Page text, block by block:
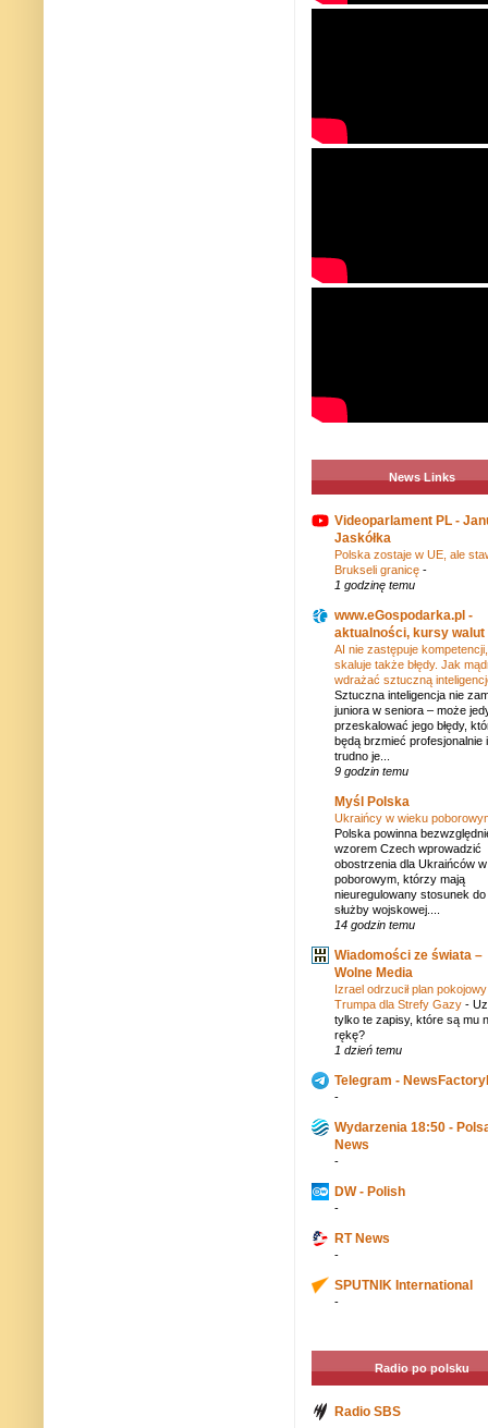
News Links
Videoparlament PL -
Jaskółka
Polska zostaje w UE, ale
Brukseli granicę -
1 godzinę temu
www.eGospodarka.pl -
aktualności, kursy walut
AI nie zastępuje
skaluje także błędy. Jak
wdrażać sztuczną
Sztuczna inteligencja nie
juniora w seniora – może
przeskalować jego błędy,
będą brzmieć profesjonalnie i
trudno je...
9 godzin temu
Myśl Polska
Ukraińcy w wieku
Polska powinna
wzorem Czech wprowadzić
obostrzenia dla Ukraińców
poborowym, którzy mają
nieuregulowany stosunek do
służby wojskowej....
14 godzin temu
Wiadomości ze świata –
Wolne Media
Izrael odrzucił plan pokojowy
Trumpa dla Strefy Gazy -
tylko te zapisy, które są mu
rękę?
1 dzień temu
Telegram -
-
Wydarzenia 18:50 -
News
-
DW - Polish
-
RT News
-
SPUTNIK International
-
Radio po polsku
Radio SBS